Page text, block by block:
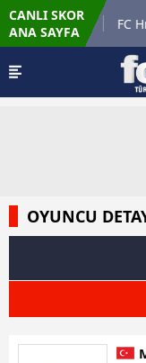
CANLI SKOR
ANA SAYFA
Tromso IL FC
OYUNCU